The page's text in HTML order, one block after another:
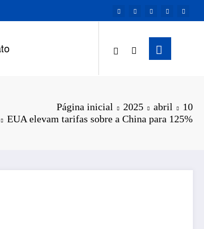
Página inicial 2025 abril
10
EUA elevam tarifas sobre a China para 125%